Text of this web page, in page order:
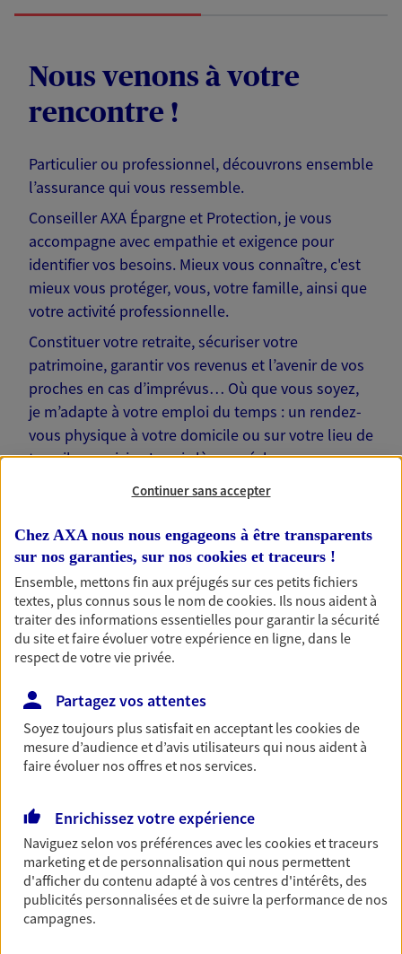
Nous venons à votre
rencontre !
Particulier ou professionnel, découvrons ensemble
l’assurance qui vous ressemble.
Conseiller AXA Épargne et Protection, je vous
accompagne avec empathie et exigence pour
identifier vos besoins. Mieux vous connaître, c'est
mieux vous protéger, vous, votre famille, ainsi que
votre activité professionnelle.
Constituer votre retraite, sécuriser votre
patrimoine, garantir vos revenus et l’avenir de vos
proches en cas d’imprévus… Où que vous soyez,
je m’adapte à votre emploi du temps : un rendez-
vous physique à votre domicile ou sur votre lieu de
travail, une visio. Je suis là pour échanger avec
Nos offres phares
Réalisez vos projets grâce à votre épargne : achat
immobilier, études des enfants ou voyage autour
du monde… Épargnez à votre rythme et
simplement, selon votre profil.
Retraite
Préparez sereinement ce nouveau chapitre de
votre vie avec les conseils d'un expert. Découvrez
notre solution PER (Plan Epargne Retraite)
spécialement conçue pour la retraite.
Continuer sans accepter
Chez AXA nous nous engageons à être transparents
sur nos garanties, sur nos cookies et traceurs !
Ensemble, mettons fin aux préjugés sur ces petits fichiers
textes, plus connus sous le nom decookies. Ils nous aident à
traiter des informations essentielles pour garantir la sécurité
du site et faire évoluer votre expérience en ligne, dans le
respect de votre vie privée.
Partagez vos attentes
Soyez toujours plus satisfait en acceptant lescookiesde
mesure d’audience et d’avis utilisateurs qui nous aident à
faire évoluer nos offres et nos services.
Enrichissez votre expérience
Naviguez selon vos préférences avec lescookies et traceurs
marketing et de personnalisation qui nous permettent
d'afficher du contenu adapté à vos centres d'intérêts, des
publicités personnalisées et de suivre la performance de nos
campagnes.